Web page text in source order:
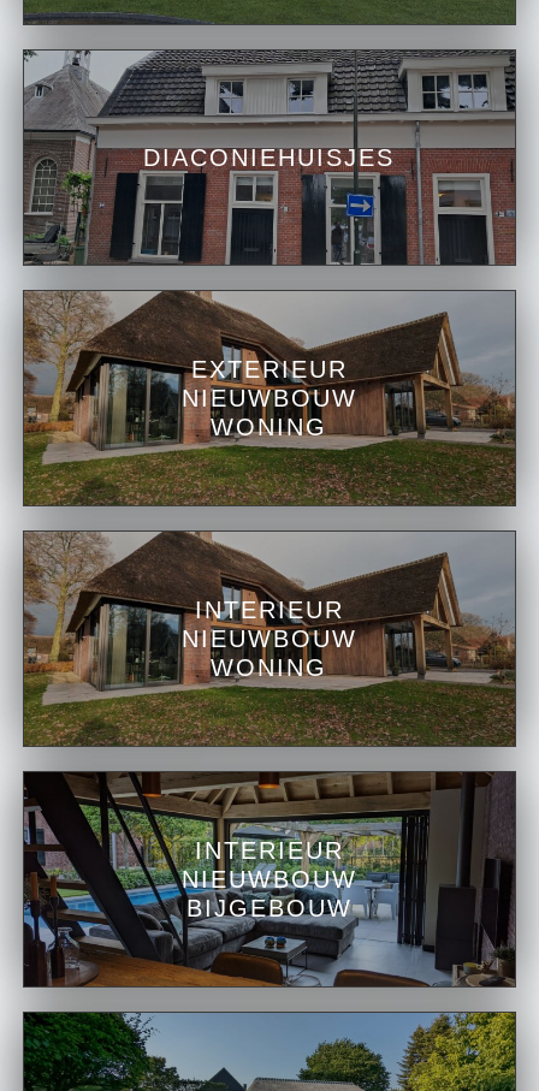
DIACONIEHUISJES
EXTERIEUR
NIEUWBOUW
WONING
INTERIEUR
NIEUWBOUW
WONING
INTERIEUR
NIEUWBOUW
BIJGEBOUW